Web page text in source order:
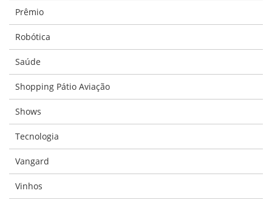
Prêmio
Robótica
Saúde
Shopping Pátio Aviação
Shows
Tecnologia
Vangard
Vinhos